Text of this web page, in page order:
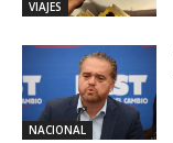
VIAJES
NACIONAL